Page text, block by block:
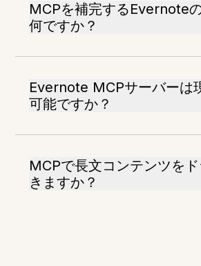
MCPを補完するEvernote
何ですか？
Evernote MCPサーバーは
可能ですか？
MCPで長文コンテンツを
きますか？